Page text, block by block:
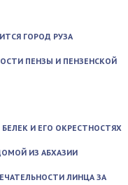
ГОРОД РУЗА
ПЕНЗЫ И ПЕНЗЕНСКОЙ
И ЕГО ОКРЕСТНОСТЯХ
ИЗ АБХАЗИИ
ЛИНЦА ЗА